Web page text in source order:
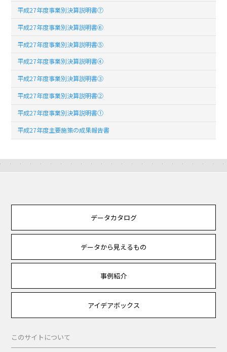
平成27年度事業別決算説明書⑦
平成27年度事業別決算説明書⑥
平成27年度事業別決算説明書⑤
平成27年度事業別決算説明書④
平成27年度事業別決算説明書③
平成27年度事業別決算説明書②
平成27年度事業別決算説明書①
平成27年度主要施策の成果報告書
データカタログ
データから見えるもの
事例紹介
アイデアボックス
このサイトについて